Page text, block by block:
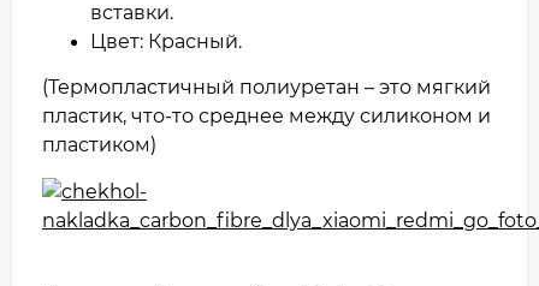
вставки.
Цвет: Красный.
(Термопластичный полиуретан – это мягкий
пластик, что-то среднее между силиконом и
пластиком)